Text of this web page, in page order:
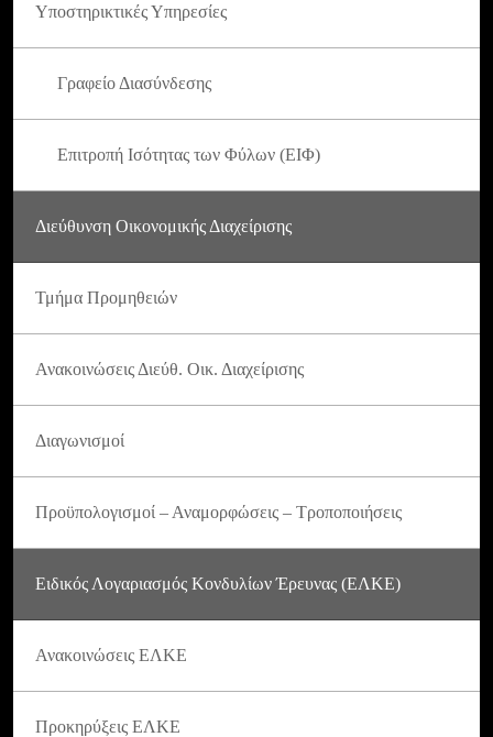
Υποστηρικτικές Υπηρεσίες
Γραφείο Διασύνδεσης
Επιτροπή Ισότητας των Φύλων (ΕΙΦ)
Διεύθυνση Οικονομικής Διαχείρισης
Τμήμα Προμηθειών
Ανακοινώσεις Διεύθ. Οικ. Διαχείρισης
Διαγωνισμοί
Προϋπολογισμοί – Αναμορφώσεις – Τροποποιήσεις
Ειδικός Λογαριασμός Κονδυλίων Έρευνας (ΕΛΚΕ)
Ανακοινώσεις ΕΛΚΕ
Προκηρύξεις ΕΛΚΕ